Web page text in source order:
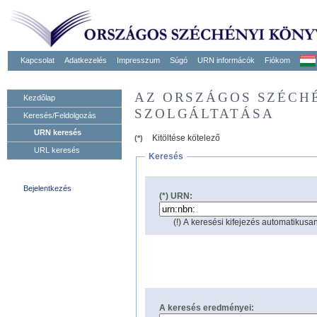
Kapcsolat Adatkezelés Impresszum Súgó URN informácók Fiókom
Kezdőlap
Keresés/Feldolgozás
URN keresés
URL keresés
Bejelentkezés
AZ ORSZÁGOS
SZOLGÁLTATÁSA
(*)
Kitöltése kötelező
Keresés
(*) URN:
(!) A keresési kifejezés
A keresés eredményei: